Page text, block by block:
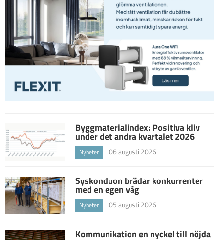
Byggmaterialindex: Positiva kliv
under det andra kvartalet 2026
Nyheter 06 augusti 2026
Syskonduon brädar konkurrenter
med en egen väg
Nyheter 05 augusti 2026
Kommunikation en nyckel till nöjda